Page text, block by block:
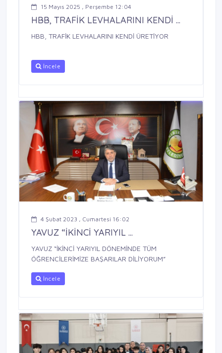
15 Mayıs 2025 , Perşembe 12:04
HBB, TRAFİK LEVHALARINI KENDİ ...
HBB, TRAFİK LEVHALARINI KENDİ ÜRETİYOR
İncele
4 Şubat 2023 , Cumartesi 16:02
YAVUZ “İKİNCİ YARIYIL ...
YAVUZ “İKİNCİ YARIYIL DÖNEMİNDE TÜM
ÖĞRENCİLERİMİZE BAŞARILAR DİLİYORUM”
İncele